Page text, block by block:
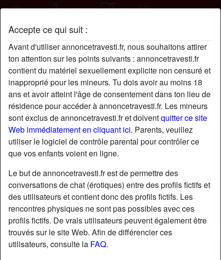
Accepte ce qui suit :
Avant d'utiliser annoncetravesti.fr, nous souhaitons attirer
ton attention sur les points suivants : annoncetravesti.fr
contient du matériel sexuellement explicite non censuré et
inapproprié pour les mineurs. Tu dois avoir au moins 18
ans et avoir atteint l'âge de consentement dans ton lieu de
résidence pour accéder à annoncetravesti.fr. Les mineurs
sont exclus de annoncetravesti.fr et doiventquitter ce site
Web immédiatement en cliquant ici. Parents, veuillez
utiliser le logiciel de contrôle parental pour contrôler ce
que vos enfants voient en ligne.
Le but de annoncetravesti.fr est de permettre des
conversations de chat (érotiques) entre des profils fictifs et
des utilisateurs et contient donc des profils fictifs. Les
rencontres physiques ne sont pas possibles avec ces
profils fictifs. De vrais utilisateurs peuvent également être
trouvés sur le site Web. Afin de différencier ces
utilisateurs, consulte la FAQ.
ArielExcitex profil
starAjouter chatDiscuter !
Nickname: